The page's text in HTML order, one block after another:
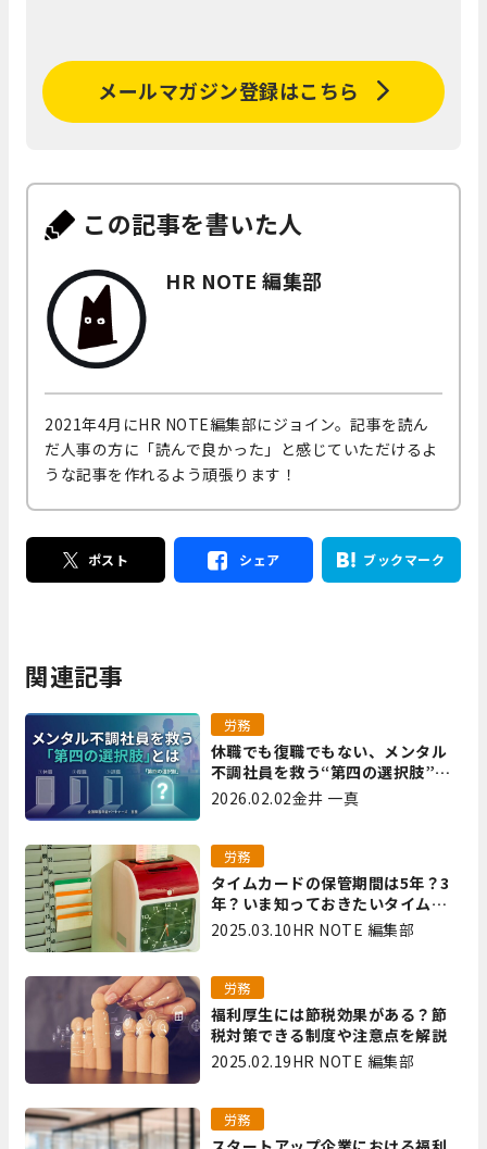
メールマガジン登録はこちら
この記事を書いた人
HR NOTE 編集部
2021年4月にHR NOTE編集部にジョイン。記事を読ん
だ人事の方に「読んで良かった」と感じていただけるよ
うな記事を作れるよう頑張ります！
ポスト シェア ブックマーク
関連記事
休職でも復職でもない、メンタル
不調社員を救う“第四の選択肢”と
は｜全国障害年金パートナーズ 宮
労務
2026.02.02金井 一真
タイムカードの保管期間は5年？3
年？いま知っておきたいタイムカ
ード保管方法
労務
2025.03.10HR NOTE 編集部
福利厚生には節税効果がある？節
税対策できる制度や注意点を解説
労務
2025.02.19HR NOTE 編集部
労務